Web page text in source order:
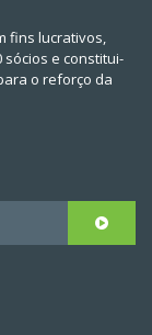
fins lucrativos,
sócios e constitui-
o reforço da